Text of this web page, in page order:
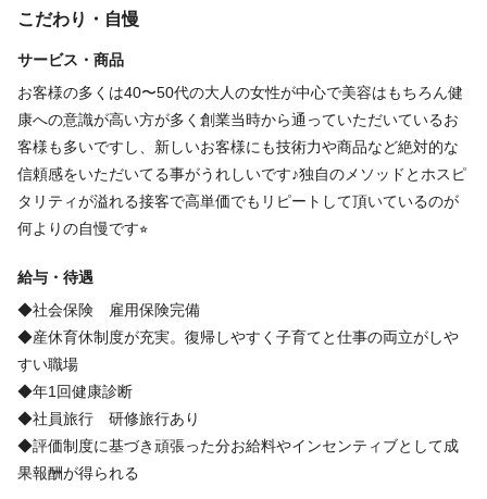
完全個室 未経験歓迎 経験者歓迎 個人サロン 年齢不問
客単価10,000円以上
こだわり・自慢
サービス・商品
お客様の多くは40〜50代の大人の女性が中心で美容はもちろん健
康への意識が高い方が多く創業当時から通っていただいているお
客様も多いですし、新しいお客様にも技術力や商品など絶対的な
信頼感をいただいてる事がうれしいです♪独自のメソッドとホスピ
タリティが溢れる接客で高単価でもリピートして頂いているのが
何よりの自慢です⭐︎
給与・待遇
◆社会保険 雇用保険完備
◆産休育休制度が充実。復帰しやすく子育てと仕事の両立がしや
すい職場
◆年1回健康診断
◆社員旅行 研修旅行あり
◆評価制度に基づき頑張った分お給料やインセンティブとして成
果報酬が得られる